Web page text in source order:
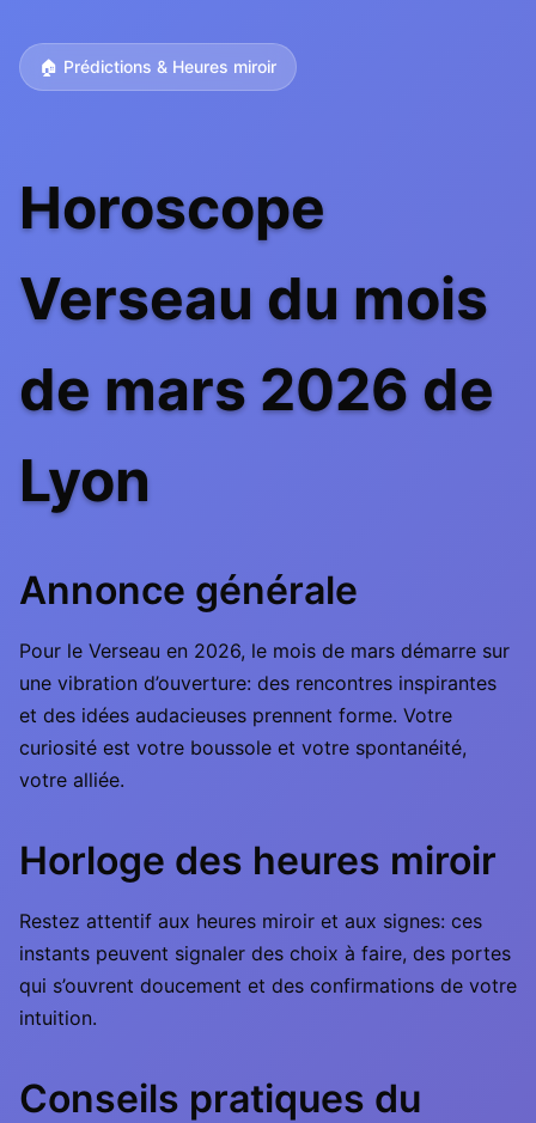
🏠 Prédictions & Heures miroir
Horoscope
Verseau du mois
de mars 2026 de
Lyon
Annonce générale
Pour le Verseau en 2026, le mois de mars démarre sur
une vibration d’ouverture: des rencontres inspirantes
et des idées audacieuses prennent forme. Votre
curiosité est votre boussole et votre spontanéité,
votre alliée.
Horloge des heures miroir
Restez attentif aux heures miroir et aux signes: ces
instants peuvent signaler des choix à faire, des portes
qui s’ouvrent doucement et des confirmations de votre
intuition.
Conseils pratiques du